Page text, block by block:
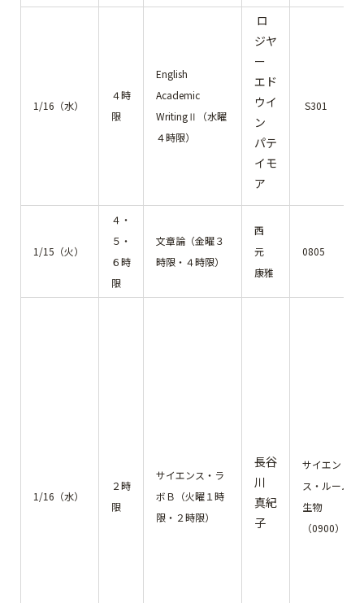
1/16（水）
４時
限
English
Academic
WritingⅡ（水曜
４時限）
ロ
ジヤ
ー
エド
ウイ
ン
パテ
イモ
ア
S301
1/15（火）
４・
５・
６時
限
文章論（金曜３
時限・４時限）
西
元
康雅
0805
1/16（水）
２時
限
サイエンス・ラ
ボＢ（火曜１時
限・２時限）
長谷
川
真紀
子
サイエン
ス・ルーム
生物
（0900）